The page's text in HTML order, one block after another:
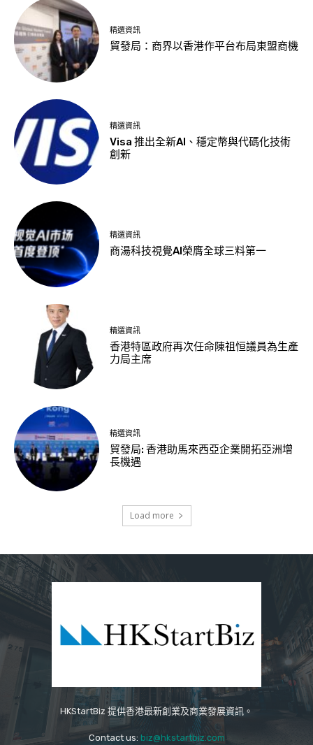
精選資訊
貿發局：商界以香港作平台布局東盟商機
精選資訊
Visa 推出全新AI、穩定幣與代碼化技術
創新
精選資訊
商湯科技視覺AI榮膺全球三料第一
精選資訊
香港特區政府再次任命陳祖恒議員為生產
力局主席
精選資訊
貿發局: 香港助馬來西亞企業開拓亞洲增
長機遇
Load more
HKStartBiz 提供香港最新創業及商業發展資訊。
Contact us: biz@hkstartbiz.com